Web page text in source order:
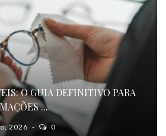
O GUIA DEFINITIVO PARA
...
2026 0